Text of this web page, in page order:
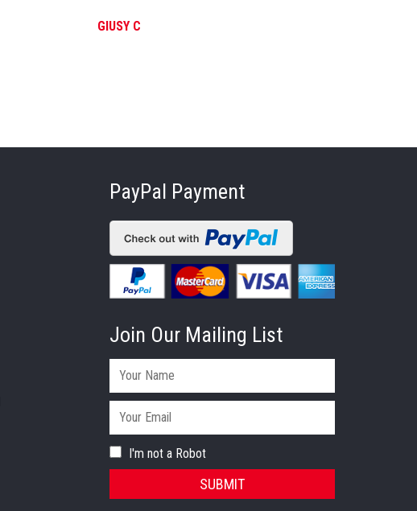
GIUSY C
PayPal Payment
Join Our Mailing List
I'm not a Robot
SUBMIT